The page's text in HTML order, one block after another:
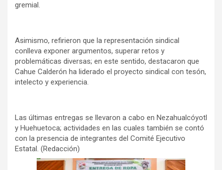
gremial.
Asimismo, refirieron que la representación sindical
conlleva exponer argumentos, superar retos y
problemáticas diversas; en este sentido, destacaron que
Cahue Calderón ha liderado el proyecto sindical con tesón,
intelecto y experiencia.
Las últimas entregas se llevaron a cabo en Nezahualcóyotl
y Huehuetoca; actividades en las cuales también se contó
con la presencia de integrantes del Comité Ejecutivo
Estatal. (Redacción)